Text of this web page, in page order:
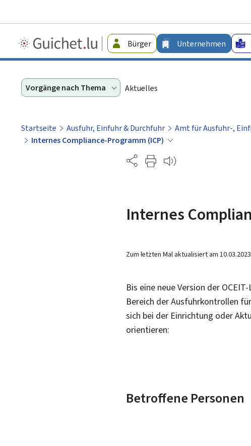
Guichet.lu
-
Bürger Unternehmen
Vorgänge nach Thema Aktuelles
Startseite Ausfuhr, Einfuhr & Durchfuhr Amt für Ausfuhr-,
Internes Compliance-Programm (ICP)
Partage
Internes
Zum letzten Mal aktualisiert am 10.03.2023
Bis eine neue Version der
Bereich der Ausfuhrkontrollen
sich bei der Einrichtung oder
orientieren:
Betroffene Personen